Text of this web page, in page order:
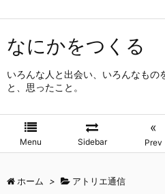
なにかをつくる
いろんな人と出会い、いろんなもの
と、思ったこと。
Menu Sidebar
«
Prev
ホーム > アトリエ通信